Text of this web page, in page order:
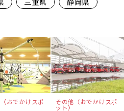
おでかけスポ その他（おでかけスポ
ット）